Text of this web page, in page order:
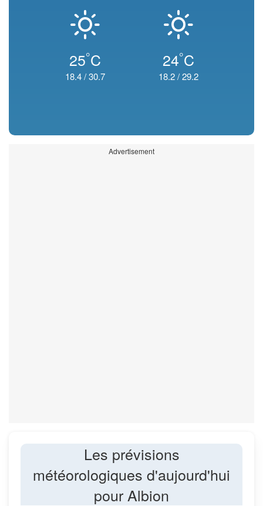
25°C
18.4/30.7
24°C
18.2/29.2
Advertisement
Les prévisions
météorologiques d'aujourd'hui
pour Albion